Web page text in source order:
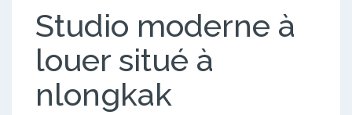
Studio moderne à
louer situé à
nlongkak